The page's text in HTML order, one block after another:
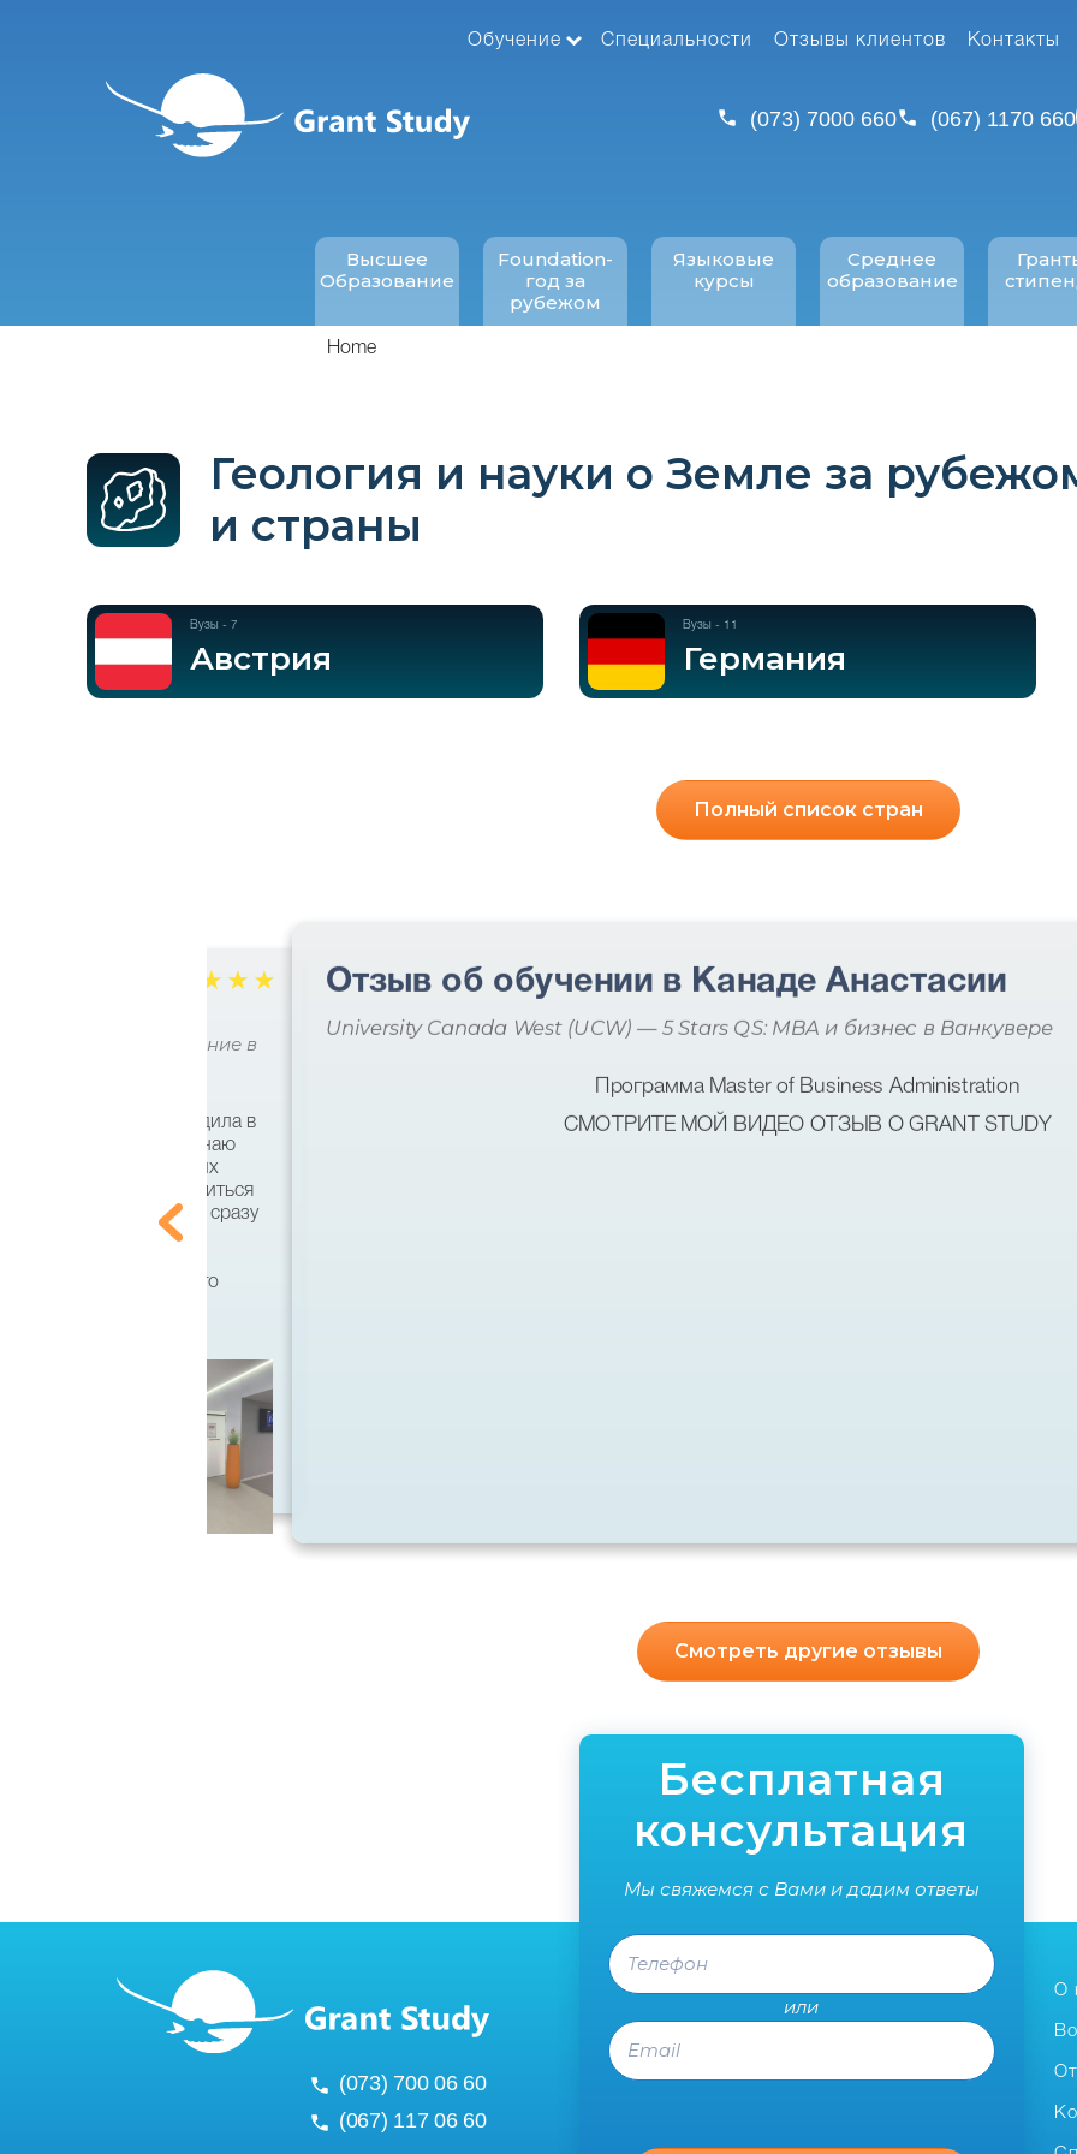
содержанию
Обучение Специальности Отзывы клиентов Контакты
(073) 7000 660 (067) 1170 660
Высшее
Образование
Foundation-
год за
рубежом
Языковые
курсы
Среднее
образование
Home
Геология и науки о Земле за
и страны
Вузы - 7
Австрия
Вузы - 11
Германия
Полный список стран
☆ ☆ ☆
образование в
я несколько раз ездила в
язык и совсем не знаю
По совету хороших
есть возможность учиться
вузе, а поступать сразу
на бакалавра по
государственного
Отзыв об обучении в Канаде Анастасии
University Canada West (UCW) — 5 Stars QS: MBA и бизнес в Ванкувере
Программа Master of Business Administration
СМОТРИТЕ МОЙ ВИДЕО ОТЗЫВ О GRANT STUDY
Смотреть другие отзывы
(073) 700 06 60
(067) 117 06 60
Бесплатная
консультация
Мы свяжемся с Вами и дадим ответы
Телефон
или
Email
О